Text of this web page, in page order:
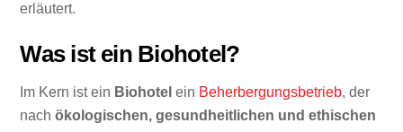
erläutert.
Was ist ein Biohotel?
Im Kern ist ein Biohotel ein Beherbergungsbetrieb, der
nachökologischen, gesundheitlichen und ethischen